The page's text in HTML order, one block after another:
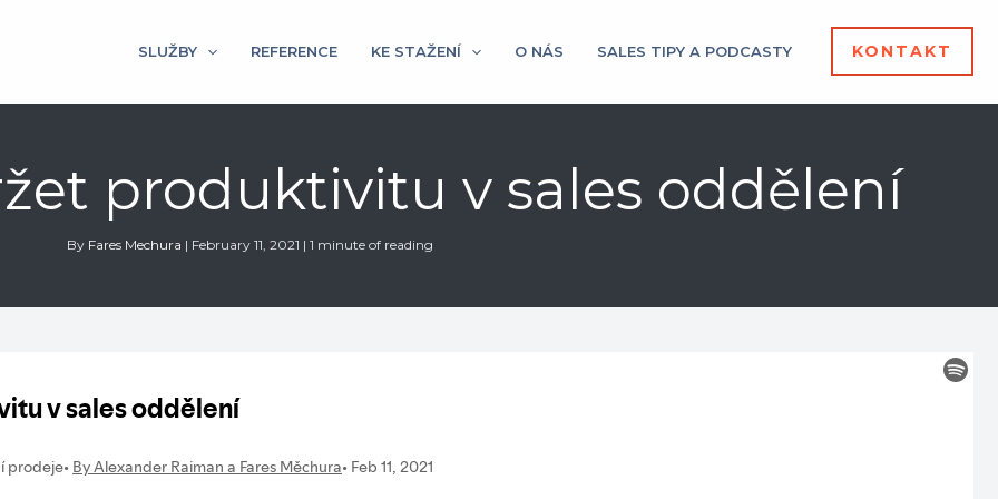
SLUŽBY REFERENCE KE STAŽENÍ O NÁS SALES TIPY A PODCASTY KONTAKT
produktivitu v sales oddělení
By Fares Mechura | February 11, 2021 | 1 minute of reading